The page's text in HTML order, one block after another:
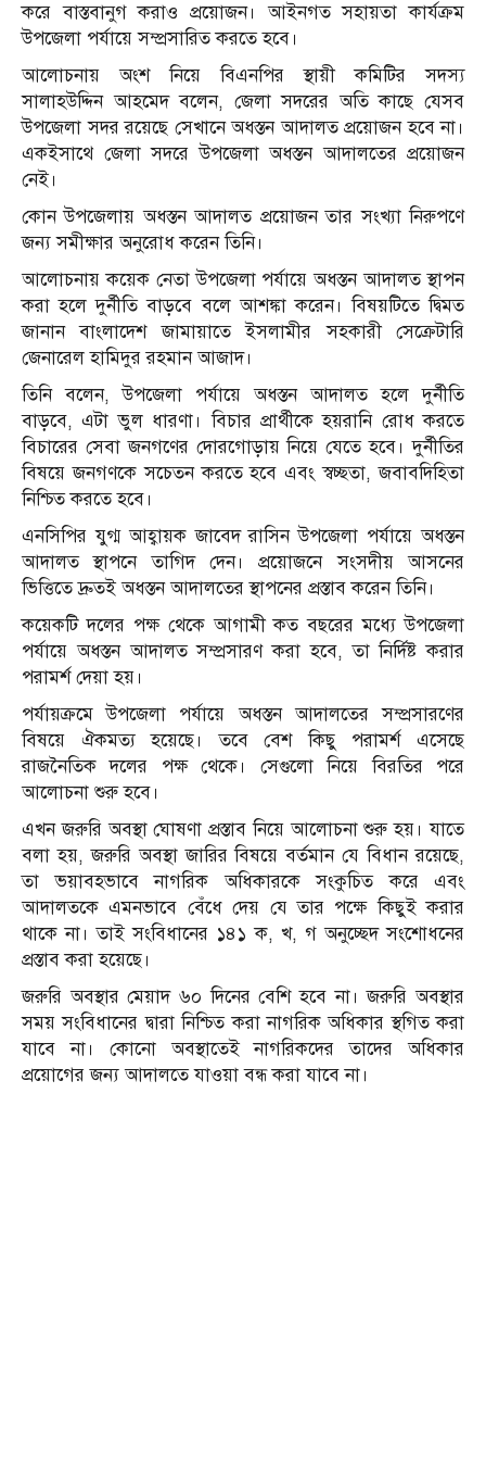
করে বাস্তবানুগ করাও প্রয়োজন। আইনগত সহায়তা কার্যক্রম
উপজেলা পর্যায়ে সম্প্রসারিত করতে হবে।
আলোচনায় অংশ নিয়ে বিএনপির স্থায়ী কমিটির সদস্য
সালাহউদ্দিন আহমেদ বলেন, জেলা সদরের অতি কাছে যেসব
উপজেলা সদর রয়েছে সেখানে অধস্তন আদালত প্রয়োজন হবে না।
একইসাথে জেলা সদরে উপজেলা অধস্তন আদালতের প্রয়োজন
নেই।
কোন উপজেলায় অধস্তন আদালত প্রয়োজন তার সংখ্যা নিরুপণে
জন্য সমীক্ষার অনুরোধ করেন তিনি।
আলোচনায় কয়েক নেতা উপজেলা পর্যায়ে অধস্তন আদালত স্থাপন
করা হলে দুর্নীতি বাড়বে বলে আশঙ্কা করেন। বিষয়টিতে দ্বিমত
জানান বাংলাদেশ জামায়াতে ইসলামীর সহকারী সেক্রেটারি
জেনারেল হামিদুর রহমান আজাদ।
তিনি বলেন, উপজেলা পর্যায়ে অধস্তন আদালত হলে দুর্নীতি
বাড়বে, এটা ভুল ধারণা। বিচার প্রার্থীকে হয়রানি রোধ করতে
বিচারের সেবা জনগণের দোরগোড়ায় নিয়ে যেতে হবে। দুর্নীতির
বিষয়ে জনগণকে সচেতন করতে হবে এবং স্বচ্ছতা, জবাবদিহিতা
নিশ্চিত করতে হবে।
এনসিপির যুগ্ম আহ্বায়ক জাবেদ রাসিন উপজেলা পর্যায়ে অধস্তন
আদালত স্থাপনে তাগিদ দেন। প্রয়োজনে সংসদীয় আসনের
ভিত্তিতে দ্রুতই অধস্তন আদালতের স্থাপনের প্রস্তাব করেন তিনি।
কয়েকটি দলের পক্ষ থেকে আগামী কত বছরের মধ্যে উপজেলা
পর্যায়ে অধস্তন আদালত সম্প্রসারণ করা হবে, তা নির্দিষ্ট করার
পরামর্শ দেয়া হয়।
পর্যায়ক্রমে উপজেলা পর্যায়ে অধস্তন আদালতের সম্প্রসারণের
বিষয়ে ঐকমত্য হয়েছে। তবে বেশ কিছু পরামর্শ এসেছে
রাজনৈতিক দলের পক্ষ থেকে। সেগুলো নিয়ে বিরতির পরে
আলোচনা শুরু হবে।
এখন জরুরি অবস্থা ঘোষণা প্রস্তাব নিয়ে আলোচনা শুরু হয়। যাতে
বলা হয়, জরুরি অবস্থা জারির বিষয়ে বর্তমান যে বিধান রয়েছে,
তা ভয়াবহভাবে নাগরিক অধিকারকে সংকুচিত করে এবং
আদালতকে এমনভাবে বেঁধে দেয় যে তার পক্ষে কিছুই করার
থাকে না। তাই সংবিধানের ১৪১ ক, খ, গ অনুচ্ছেদ সংশোধনের
প্রস্তাব করা হয়েছে।
জরুরি অবস্থার মেয়াদ ৬০ দিনের বেশি হবে না। জরুরি অবস্থার
সময় সংবিধানের দ্বারা নিশ্চিত করা নাগরিক অধিকার স্থগিত করা
যাবে না। কোনো অবস্থাতেই নাগরিকদের তাদের অধিকার
প্রয়োগের জন্য আদালতে যাওয়া বন্ধ করা যাবে না।